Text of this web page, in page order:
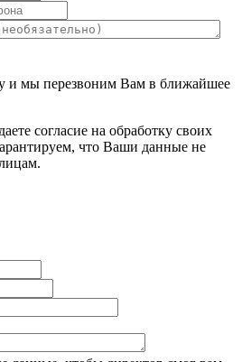
и мы перезвоним Вам в ближайшее
согласие на обработку своих
что Ваши данные не